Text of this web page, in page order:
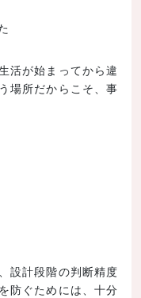
活が始まってから違
場所だからこそ、事
設計段階の判断精度
防ぐためには、十分